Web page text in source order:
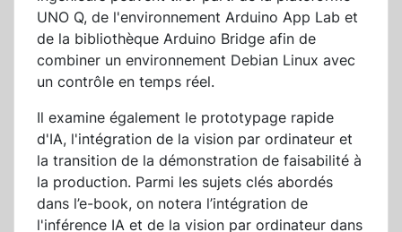
UNO Q, de l'environnement Arduino App Lab et
de la bibliothèque Arduino Bridge afin de
combiner un environnement Debian Linux avec
un contrôle en temps réel.
Il examine également le prototypage rapide
d'IA, l'intégration de la vision par ordinateur et
la transition de la démonstration de faisabilité à
la production. Parmi les sujets clés abordés
dans l’e-book, on notera l’intégration de
l'inférence IA et de la vision par ordinateur dans